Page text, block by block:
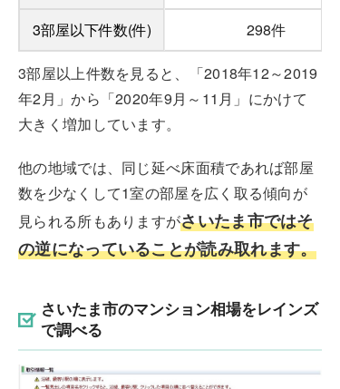
3部屋以下件数(件)
298件
3部屋以上件数を見ると、「2018年12～2019
年2月」から「2020年9月～11月」にかけて
大きく増加しています。
他の地域では、同じ延べ床面積であれば部屋
数を少なくして1室の部屋を広く取る傾向が
見られる所もありますがさいたま市ではそ
の逆になっていることが読み取れます。
さいたま市のマンション相場をレインズ
で調べる